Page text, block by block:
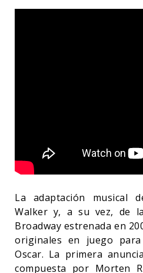
La adaptación musical
Walker y, a su vez, de
Broadway estrenada en
originales en juego
Oscar. La primera
compuesta por Morten